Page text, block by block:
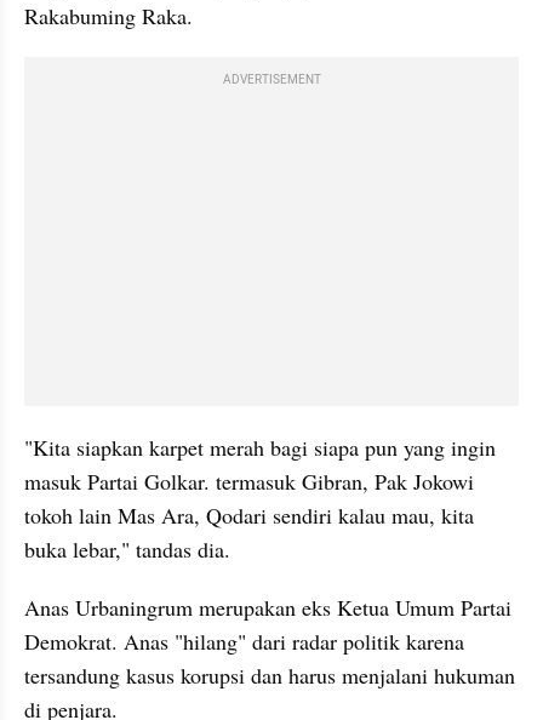
Rakabuming Raka.
ADVERTISEMENT
"Kita siapkan karpet merah bagi siapa pun yang ingin
masuk Partai Golkar. termasuk Gibran, Pak Jokowi
tokoh lain Mas Ara, Qodari sendiri kalau mau, kita
buka lebar," tandas dia.
Anas Urbaningrum merupakan eks Ketua Umum Partai
Demokrat. Anas "hilang" dari radar politik karena
tersandung kasus korupsi dan harus menjalani hukuman
di penjara.